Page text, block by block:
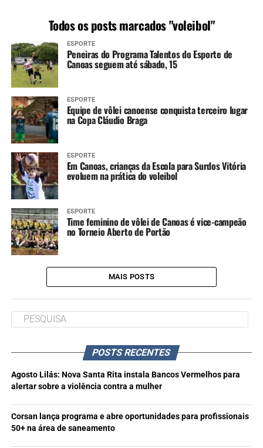
Todos os posts marcados "voleibol"
ESPORTE
Peneiras do Programa Talentos do Esporte de
Canoas seguem até sábado, 15
ESPORTE
Equipe de vôlei canoense conquista terceiro lugar
na Copa Cláudio Braga
ESPORTE
Em Canoas, crianças da Escola para Surdos Vitória
evoluem na prática do voleibol
ESPORTE
Time feminino de vôlei de Canoas é vice-campeão
no Torneio Aberto de Portão
MAIS POSTS
POSTS RECENTES
Agosto Lilás: Nova Santa Rita instala Bancos Vermelhos para
alertar sobre a violência contra a mulher
Corsan lança programa e abre oportunidades para profissionais
50+ na área de saneamento